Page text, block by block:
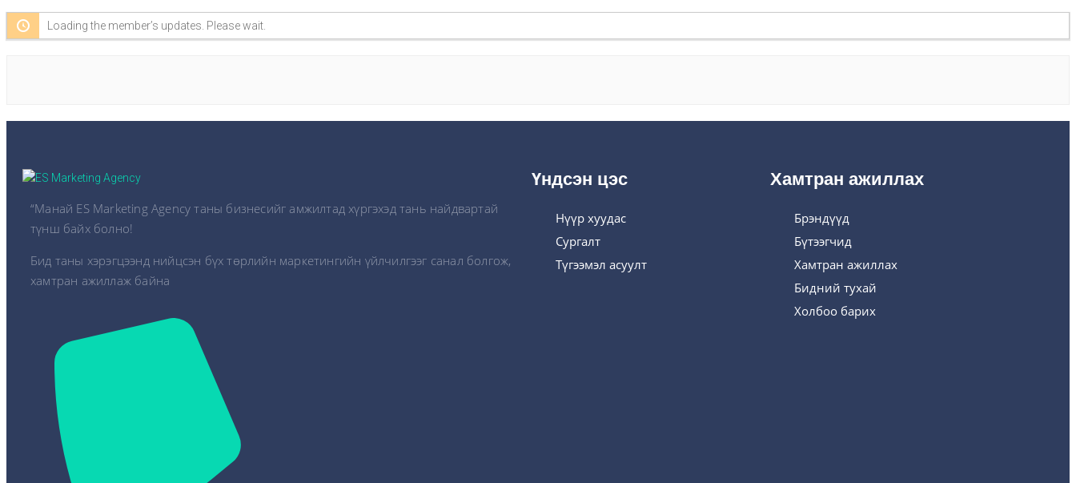
Loading the member’s updates. Please wait.
“Манай ES Marketing Agency таны бизнесийг амжилтад хүргэхэд тань найдвартай
түнш байх болно!
Бид таны хэрэгцээнд нийцсэн бүх төрлийн маркетингийн үйлчилгээг санал болгож,
хамтран ажиллаж байна
Үндсэн цэс
Нүүр хуудас
Сургалт
Түгээмэл асуулт
Хамтран ажиллах
Брэндүүд
Бүтээгчид
Хамтран ажиллах
Бидний тухай
Холбоо барих